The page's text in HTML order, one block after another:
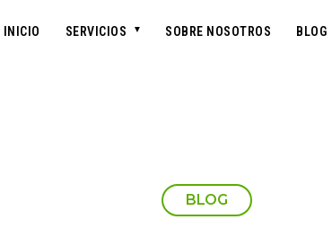
INICIO SERVICIOS SOBRE NOSOTROS BLOG
BLOG